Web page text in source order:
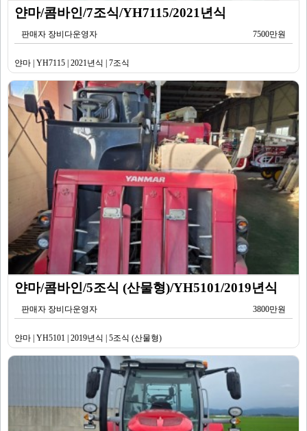
얀마/콤바인/7조식/YH7115/2021년식
판매자 장비다운영자 7500만원
얀마 | YH7115 | 2021년식 | 7조식
얀마/콤바인/5조식 (산물형)/YH5101/2019년식
판매자 장비다운영자 3800만원
얀마 | YH5101 | 2019년식 | 5조식 (산물형)